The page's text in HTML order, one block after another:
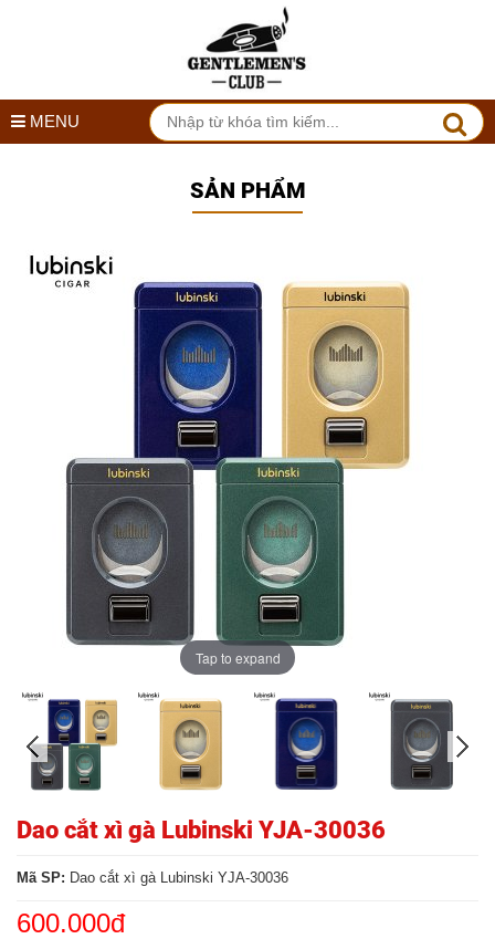
MENU
SẢN PHẨM
Tap to expand
Dao cắt xì gà Lubinski YJA-30036
Mã SP: Dao cắt xì gà Lubinski YJA-30036
600.000đ